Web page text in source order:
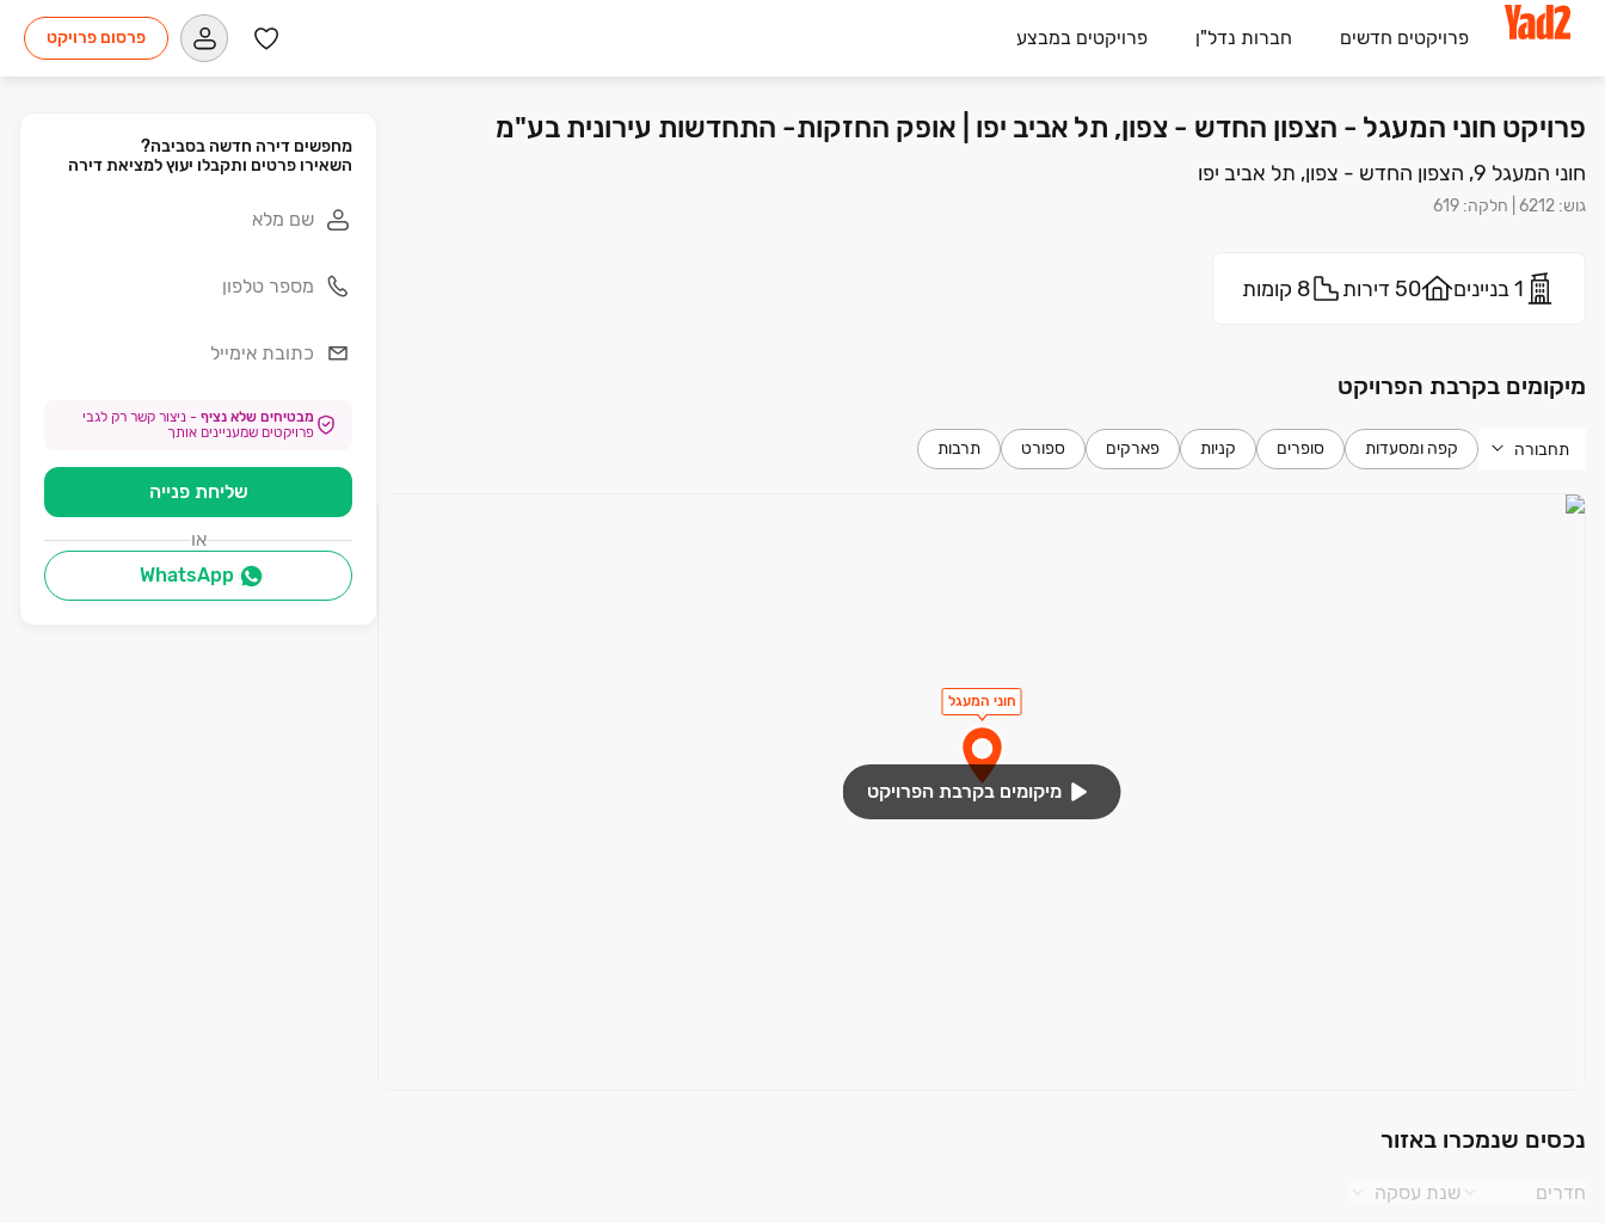
פרויקטים חדשים חברות נדל"ן פרויקטים במבצע פרסום פרויקט
פרויקט חוני המעגל - הצפון החדש - צפון, תל אביב יפו | אופק החזקות- התחדשות עירונית בע"מ
חוני המעגל 9, הצפון החדש - צפון, תל אביב יפו
גוש:
6212 חלקה:
619
1 בניינים 50 דירות 8 קומות
מיקומים בקרבת הפרויקט
תחבורה קפה ומסעדות סופרים קניות פארקים ספורט תרבות
חוני המעגל
מיקומים בקרבת הפרויקט
נכסים שנמכרו באזור
חדרים שנת עסקה
השאירו פרטים ותקבלו יעוץ למציאת דירה
מבטיחים שלא נציף - ניצור קשר רק לגבי
פרויקטים שמעניינים אותך
שליחת פנייה
או
WhatsApp